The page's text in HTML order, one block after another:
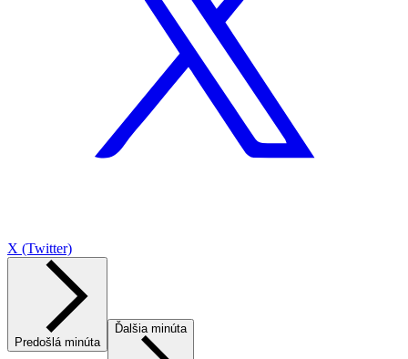
X (Twitter)
Predošlá minúta
Ďalšia minúta